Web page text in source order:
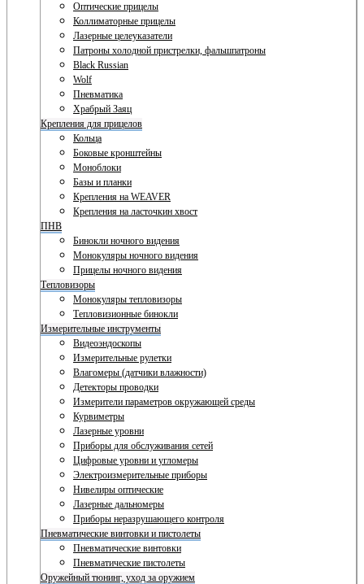
Оптические прицелы
Коллиматорные прицелы
Лазерные целеуказатели
Патроны холодной пристрелки, фальшпатроны
Black Russian
Wolf
Пневматика
Храбрый Заяц
Крепления для прицелов
Кольца
Боковые кронштейны
Моноблоки
Базы и планки
Крепления на WEAVER
Крепления на ласточкин хвост
ПНВ
Бинокли ночного видения
Монокуляры ночного видения
Прицелы ночного видения
Тепловизоры
Монокуляры тепловизоры
Тепловизионные бинокли
Измерительные инструменты
Видеоэндоскопы
Измерительные рулетки
Влагомеры (датчики влажности)
Детекторы проводки
Измерители параметров окружающей среды
Курвиметры
Лазерные уровни
Приборы для обслуживания сетей
Цифровые уровни и угломеры
Электроизмерительные приборы
Нивелиры оптические
Лазерные дальномеры
Приборы неразрушающего контроля
Пневматические винтовки и пистолеты
Пневматические винтовки
Пневматические пистолеты
Оружейный тюнинг, уход за оружием